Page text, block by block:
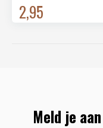
2,95
Meld je